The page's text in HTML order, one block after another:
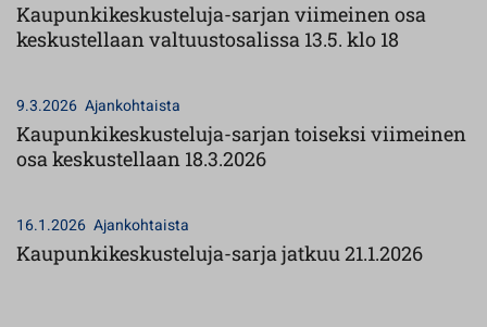
Kaupunkikeskusteluja-sarjan viimeinen osa
keskustellaan valtuustosalissa 13.5. klo 18
9.3.2026 Ajankohtaista
Kaupunkikeskusteluja-sarjan toiseksi viimeinen
osa keskustellaan 18.3.2026
16.1.2026 Ajankohtaista
Kaupunkikeskusteluja-sarja jatkuu 21.1.2026